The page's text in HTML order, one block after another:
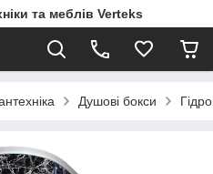
та меблів Verteks
Душові бокси